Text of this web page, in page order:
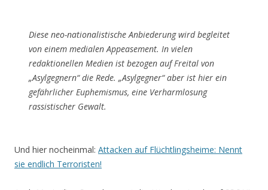
Diese neo-nationalistische Anbiederung wird begleitet
von einem medialen Appeasement. In vielen
redaktionellen Medien ist bezogen auf Freital von
„Asylgegnern“ die Rede. „Asylgegner“ aber ist hier ein
gefährlicher Euphemismus, eine Verharmlosung
rassistischer Gewalt.
Und hier nocheinmal: Attacken auf Flüchtlingsheime: Nennt
sie endlich Terroristen!